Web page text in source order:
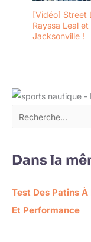
[Vidéo] Street
Rayssa Leal
Jacksonville !
Dans la
Test Des Patins
Et Performance